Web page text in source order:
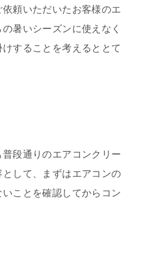
頼いただいたお客様のエ
暑いシーズンに使えなく
することを考えるととて
段通りのエアコンクリー
して、まずはエアコンの
ことを確認してからコン